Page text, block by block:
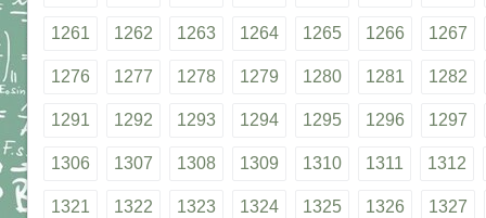
1261 1262 1263 1264 1265 1266 1267
1276 1277 1278 1279 1280 1281 1282
1291 1292 1293 1294 1295 1296 1297
1306 1307 1308 1309 1310 1311 1312
1321 1322 1323 1324 1325 1326 1327